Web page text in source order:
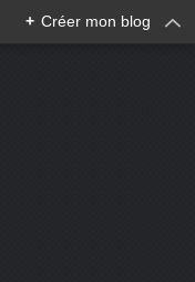
+ Créer mon blog